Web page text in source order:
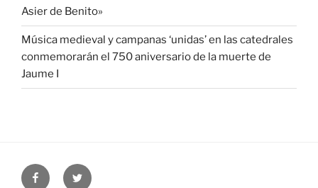
Asier de Benito»
Música medieval y campanas ‘unidas’ en las catedrales
conmemorarán el 750 aniversario de la muerte de
Jaume I
FacebookTwitter